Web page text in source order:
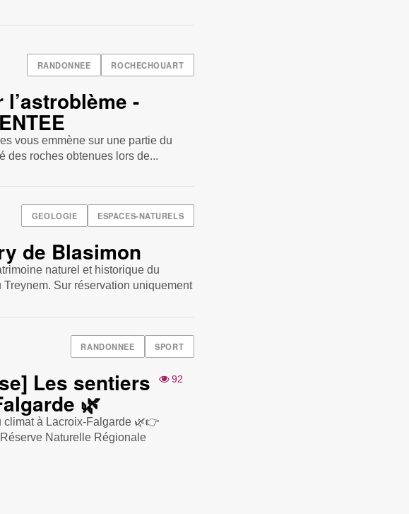
RANDONNEE ROCHECHOUART
-
vous emmène sur une partie du
des roches obtenues lors de...
GEOLOGIE ESPACES-NATURELS
de Blasimon
naturel et historique du
Sur réservation uniquement
RANDONNEE SPORT
92
Les sentiers
🌿
climat à Lacroix-Falgarde 🌿👉
Naturelle Régionale